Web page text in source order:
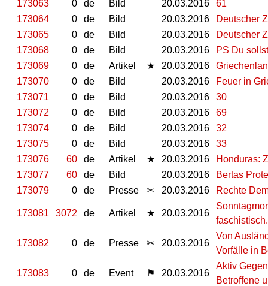
173063
0 de Bild 20.03.2016
61
173064
0 de Bild 20.03.2016
Deutscher
173065
0 de Bild 20.03.2016
Deutscher
173068
0 de Bild 20.03.2016
PS Du
173069
0 de Artikel ★ 20.03.2016
173070
0 de Bild 20.03.2016
Feuer in
173071
0 de Bild 20.03.2016
30
173072
0 de Bild 20.03.2016
69
173074
0 de Bild 20.03.2016
32
173075
0 de Bild 20.03.2016
33
173076
60 de Artikel ★ 20.03.2016
Honduras:
173077
60 de Bild 20.03.2016
Bertas
173079
0 de Presse ✂ 20.03.2016 Rechte
173081 3072 de Artikel ★ 20.03.2016
faschistisch.
173082 0 de Presse ✂ 20.03.2016
Von
Vorfälle in
173083 0 de Event ⚑ 20.03.2016
Aktiv
Betroffene